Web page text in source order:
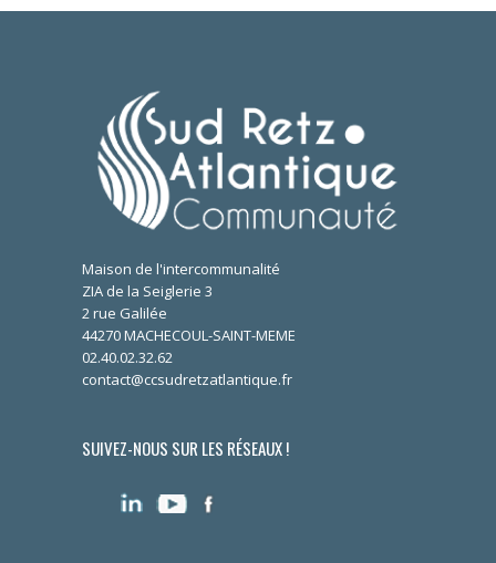
Maison de l'intercommunalité
ZIA de la Seiglerie 3
2 rue Galilée
44270 MACHECOUL-SAINT-MEME
02.40.02.32.62
contact@ccsudretzatlantique.fr
SUIVEZ-NOUS SUR LES RÉSEAUX !